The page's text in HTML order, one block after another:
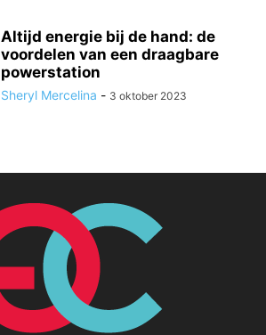
Altijd energie bij de hand: de
voordelen van een draagbare
powerstation
Sheryl Mercelina - 3 oktober 2023